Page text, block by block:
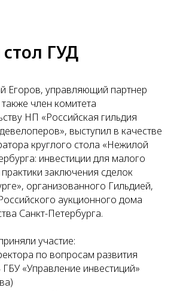
ГУД
Егоров, управляющий партнер
член комитета
НП «Российская гильдия
выступил в качестве
круглого стола «Нежилой
инвестиции для малого
заключения сделок
организованного Гильдией,
аукционного дома
Санкт-Петербурга.
участие:
по вопросам развития
«Управление инвестиций»